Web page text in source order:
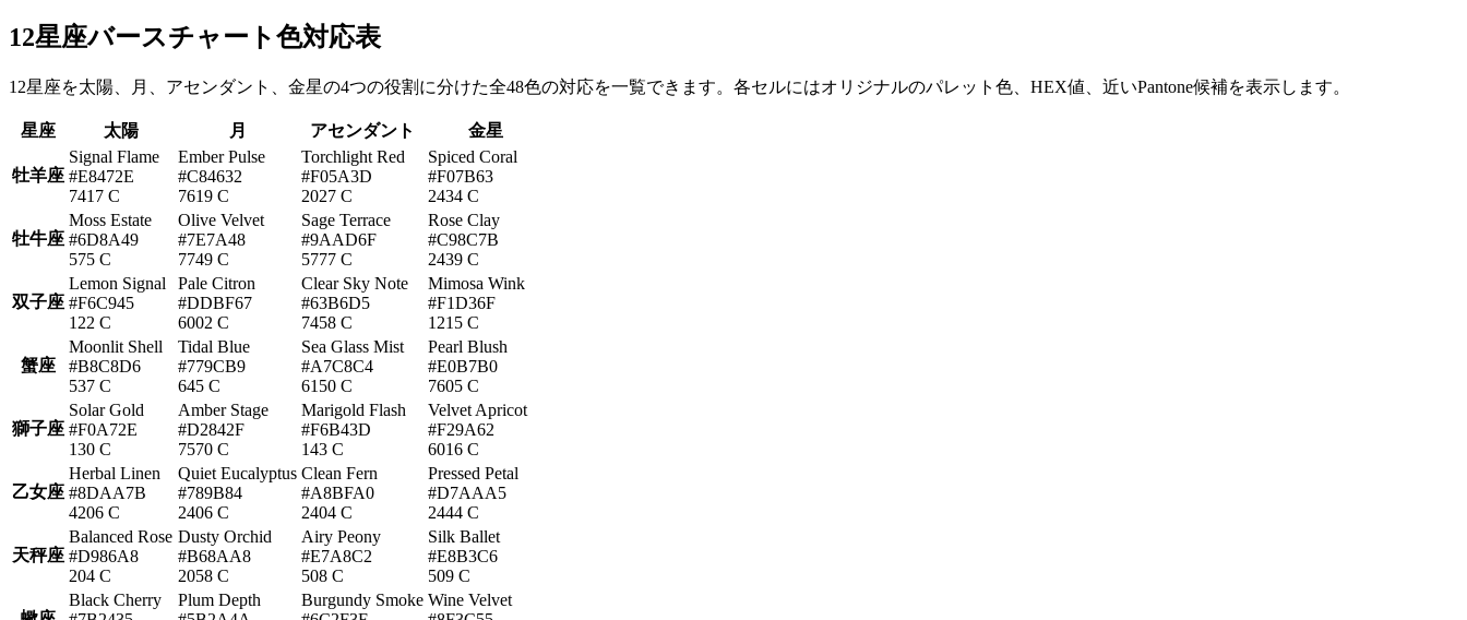
12星座バースチャート色対応表
12星座を太陽、月、アセンダント、金星の4つの役割に分けた全48色の対応を一覧できます。各セルにはオリジナルのパレット色、HEX値、近いPantone候補を表示します。
星座 太陽 月 アセンダント 金星
牡羊座
Signal Flame
#E8472E
7417 C
Ember Pulse
#C84632
7619 C
Torchlight Red
#F05A3D
2027 C
Spiced Coral
#F07B63
2434 C
牡牛座
Moss Estate
#6D8A49
575 C
Olive Velvet
#7E7A48
7749 C
Sage Terrace
#9AAD6F
5777 C
Rose Clay
#C98C7B
2439 C
双子座
Lemon Signal
#F6C945
122 C
Pale Citron
#DDBF67
6002 C
Clear Sky Note
#63B6D5
7458 C
Mimosa Wink
#F1D36F
1215 C
蟹座
Moonlit Shell
#B8C8D6
537 C
Tidal Blue
#779CB9
645 C
Sea Glass Mist
#A7C8C4
6150 C
Pearl Blush
#E0B7B0
7605 C
獅子座
Solar Gold
#F0A72E
130 C
Amber Stage
#D2842F
7570 C
Marigold Flash
#F6B43D
143 C
Velvet Apricot
#F29A62
6016 C
乙女座
Herbal Linen
#8DAA7B
4206 C
Quiet Eucalyptus
#789B84
2406 C
Clean Fern
#A8BFA0
2404 C
Pressed Petal
#D7AAA5
2444 C
天秤座
Balanced Rose
#D986A8
204 C
Dusty Orchid
#B68AA8
2058 C
Airy Peony
#E7A8C2
508 C
Silk Ballet
#E8B3C6
509 C
Black Cherry
Plum Depth
Burgundy Smoke Wine Velvet